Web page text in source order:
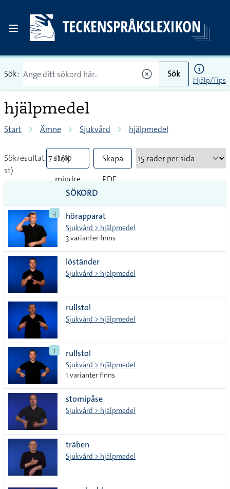
Sök: Sök
Hjälp/Tips
hjälpmedel
Start Ämne Sjukvård hjälpmedel
Sökresultat: 7 st (10
st)
Dölj
mindre
tecken
Skapa
PDF
SÖKORD
3 hörapparat
Sjukvård > hjälpmedel
3 varianter finns
löständer
Sjukvård > hjälpmedel
rullstol
Sjukvård > hjälpmedel
1 rullstol
Sjukvård > hjälpmedel
1 varianter finns
stomipåse
Sjukvård > hjälpmedel
träben
Sjukvård > hjälpmedel